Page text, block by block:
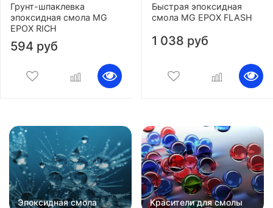
Грунт-шпаклевка
эпоксидная смола MG
EPOX RICH
594 руб
Быстрая эпоксидная
смола MG EPOX FLASH
1 038 руб
Эпоксидная смола Красители для смолы